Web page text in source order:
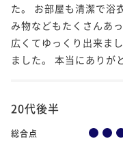
た。 お部屋も清潔で浴
み物などもたくさんあ
広くてゆっくり出来ま
ました。 本当にありが
20代後半
総合点